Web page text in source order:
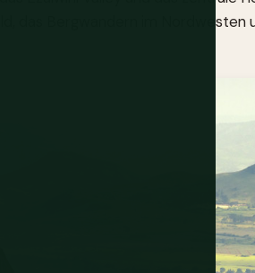
das Bergwandern im Nordwesten